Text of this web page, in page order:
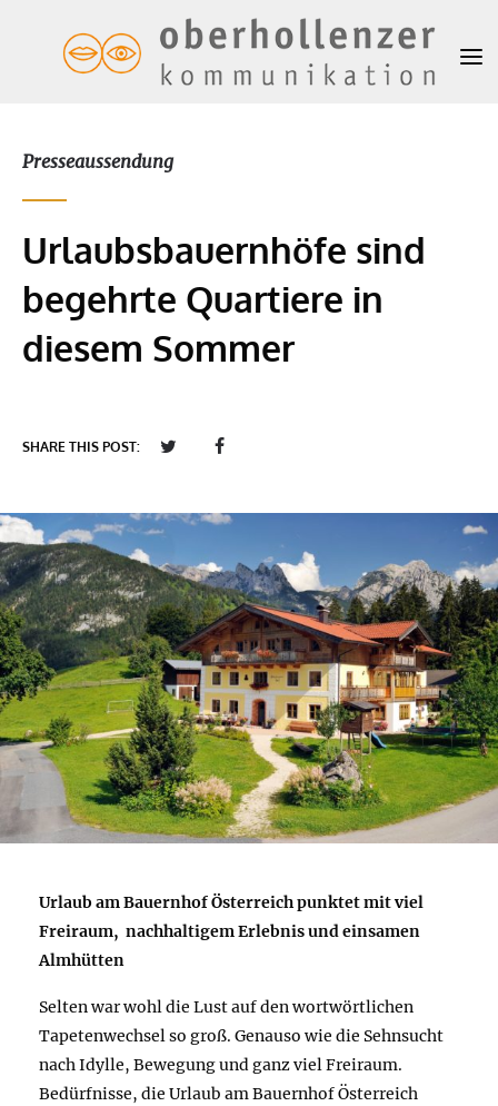
Presseaussendung
Urlaubsbauernhöfe sind
begehrte Quartiere in
diesem Sommer
SHARE THIS POST:
Urlaub am Bauernhof Österreich punktet mit viel
Freiraum, nachhaltigem Erlebnis und einsamen
Almhütten
Selten war wohl die Lust auf den wortwörtlichen
Tapetenwechsel so groß. Genauso wie die Sehnsucht
nach Idylle, Bewegung und ganz viel Freiraum.
Bedürfnisse, die Urlaub am Bauernhof Österreich